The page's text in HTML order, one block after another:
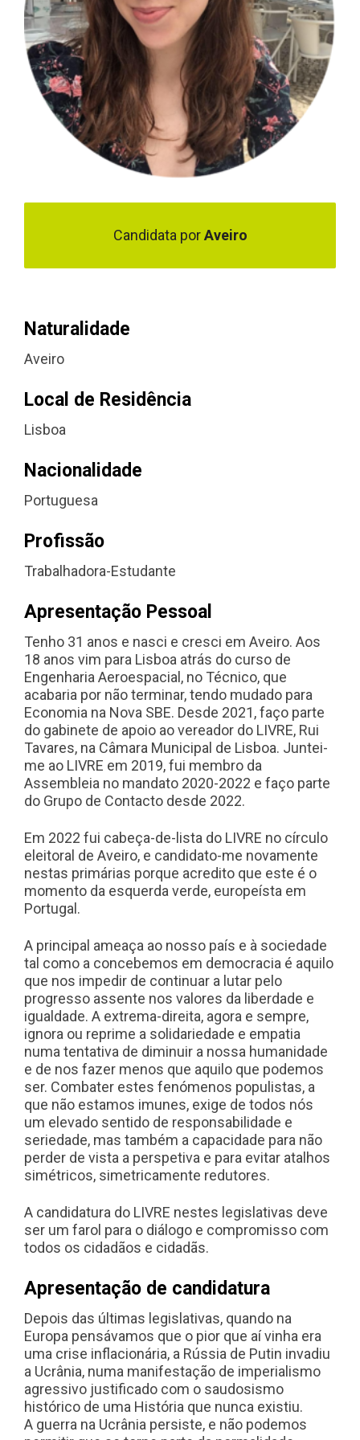
Candidata porAveiro
Naturalidade
Aveiro
Local de Residência
Lisboa
Nacionalidade
Portuguesa
Profissão
Trabalhadora-Estudante
Apresentação Pessoal
Tenho 31 anos e nasci e cresci em Aveiro. Aos
18 anos vim para Lisboa atrás do curso de
Engenharia Aeroespacial, no Técnico, que
acabaria por não terminar, tendo mudado para
Economia na Nova SBE. Desde 2021, faço parte
do gabinete de apoio ao vereador do LIVRE, Rui
Tavares, na Câmara Municipal de Lisboa. Juntei-
me ao LIVRE em 2019, fui membro da
Assembleia no mandato 2020-2022 e faço parte
do Grupo de Contacto desde 2022.
Em 2022 fui cabeça-de-lista do LIVRE no círculo
eleitoral de Aveiro, e candidato-me novamente
nestas primárias porque acredito que este é o
momento da esquerda verde, europeísta em
Portugal.
A principal ameaça ao nosso país e à sociedade
tal como a concebemos em democracia é aquilo
que nos impedir de continuar a lutar pelo
progresso assente nos valores da liberdade e
igualdade. A extrema-direita, agora e sempre,
ignora ou reprime a solidariedade e empatia
numa tentativa de diminuir a nossa humanidade
e de nos fazer menos que aquilo que podemos
ser. Combater estes fenómenos populistas, a
que não estamos imunes, exige de todos nós
um elevado sentido de responsabilidade e
seriedade, mas também a capacidade para não
perder de vista a perspetiva e para evitar atalhos
simétricos, simetricamente redutores.
A candidatura do LIVRE nestes legislativas deve
ser um farol para o diálogo e compromisso com
todos os cidadãos e cidadãs.
Apresentação de candidatura
Depois das últimas legislativas, quando na
Europa pensávamos que o pior que aí vinha era
uma crise inflacionária, a Rússia de Putin invadiu
a Ucrânia, numa manifestação de imperialismo
agressivo justificado com o saudosismo
histórico de uma História que nunca existiu.
A guerra na Ucrânia persiste, e não podemos